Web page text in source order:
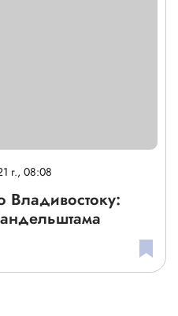
г., 08:08
Владивостоку: